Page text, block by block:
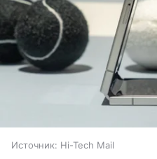
Источник: Hi-Tech Mail